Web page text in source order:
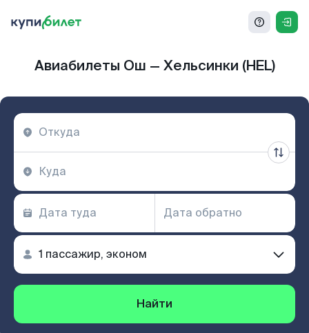
Авиабилеты Ош — Хельсинки (HEL)
Найти